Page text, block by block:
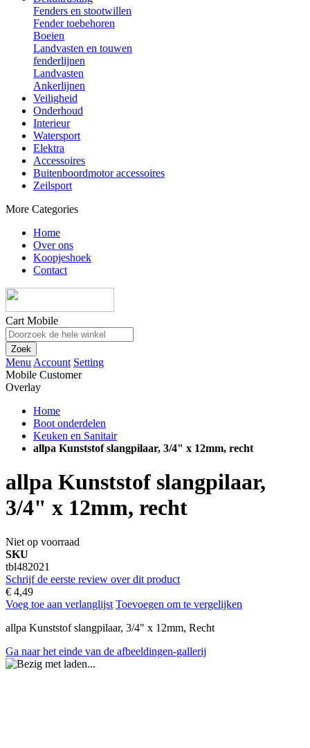
Fenders en stootwillen
Fender toebehoren
Boeien
Landvasten en touwen
fenderlijnen
Landvasten
Ankerlijnen
Veiligheid
Onderhoud
Interieur
Watersport
Elektra
Accessoires
Buitenboordmotor accessoires
Zeilsport
More Categories
Home
Over ons
Koopjeshoek
Contact
Cart Mobile
Zoek
Menu Account Setting
Mobile Customer
Overlay
Home
Boot onderdelen
Keuken en Sanitair
allpa Kunststof slangpilaar, 3/4" x 12mm, recht
allpa Kunststof slangpilaar,
3/4" x 12mm, recht
Niet op voorraad
SKU
tbl482021
Schrijf de eerste review over dit product
€ 4,49
Voeg toe aan verlanglijst Toevoegen om te vergelijken
allpa Kunststof slangpilaar, 3/4" x 12mm, Recht
Ga naar het einde van de afbeeldingen-gallerij